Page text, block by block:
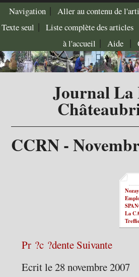
Navigation| Aller au contenu de
Texte seul | Liste complète des articles
à l'accueil | Aide|
Journal La
CCRN -
La
Pr ?c ?dente Suivante
Ecrit le 28 novembre 2007